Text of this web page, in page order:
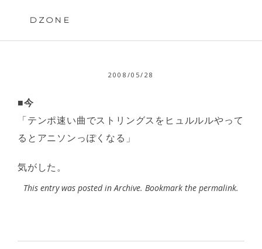
DZONE
2008/05/28
■今
「テンポ速い曲でストリングスをヒュルルルやって
るとアニソンっぽくなる」
気がした。
This entry was posted inArchive. Bookmark the permalink.